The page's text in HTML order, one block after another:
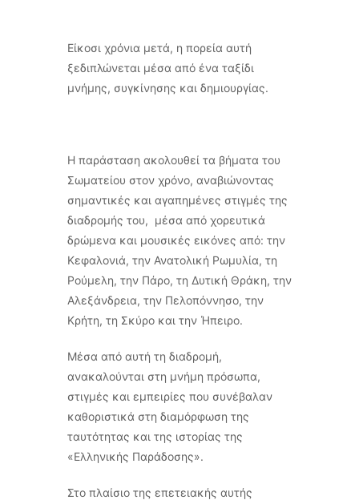
Είκοσι χρόνια μετά, η πορεία αυτή
ξεδιπλώνεται μέσα από ένα ταξίδι
μνήμης, συγκίνησης και δημιουργίας.
Η παράσταση ακολουθεί τα βήματα του
Σωματείου στον χρόνο, αναβιώνοντας
σημαντικές και αγαπημένες στιγμές της
διαδρομής του, μέσα από χορευτικά
δρώμενα και μουσικές εικόνες από: την
Κεφαλονιά, την Ανατολική Ρωμυλία, τη
Ρούμελη, την Πάρο, τη Δυτική Θράκη, την
Αλεξάνδρεια, την Πελοπόννησο, την
Κρήτη, τη Σκύρο και την Ήπειρο.
Μέσα από αυτή τη διαδρομή,
ανακαλούνται στη μνήμη πρόσωπα,
στιγμές και εμπειρίες που συνέβαλαν
καθοριστικά στη διαμόρφωση της
ταυτότητας και της ιστορίας της
«Ελληνικής Παράδοσης».
Στο πλαίσιο της επετειακής αυτής